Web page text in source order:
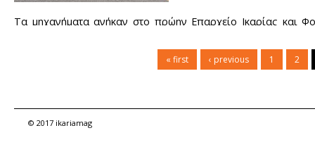
Τα μηχανήματα ανήκαν στο πρώην Επαρχείο Ικαρίας και
Περιφέρεια Β. Αιγαίου η οποία φαίνεται να μην έχει
« first ‹ previous 1 2
© 2017 ikariamag